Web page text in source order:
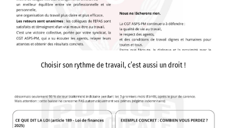
Choisir son rythme de travail, c’est aussi un droit !